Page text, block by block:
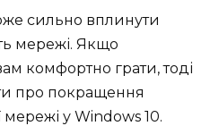
сильно вплинути
мережі. Якщо
комфортно грати, тоді
про покращення
у Windows 10.